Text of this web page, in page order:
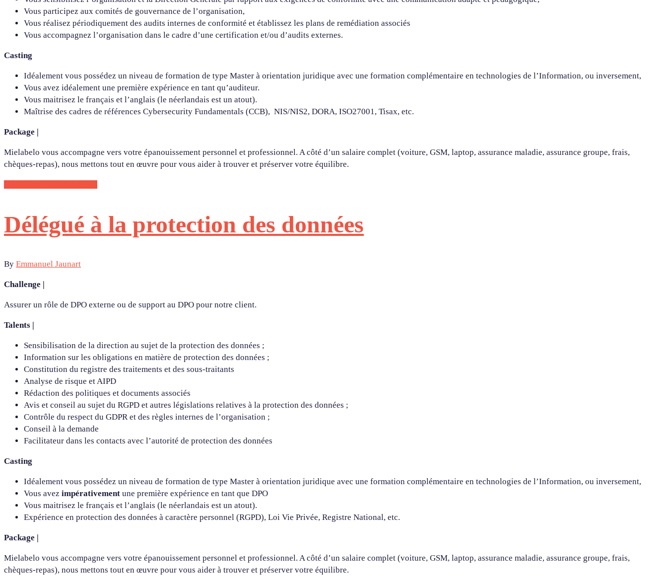
Vous participez aux comités de gouvernance de l’organisation,
Vous réalisez périodiquement des audits internes de conformité et établissez les plans de remédiation associés
Vous accompagnez l’organisation dans le cadre d’une certification et/ou d’audits externes.
Casting
Idéalement vous possédez un niveau de formation de type Master à orientation juridique avec une formation complémentaire en technologies de l’Information, ou inversement,
Vous avez idéalement une première expérience en tant qu’auditeur.
Vous maitrisez le français et l’anglais (le néerlandais est un atout).
Maîtrise des cadres de références Cybersecurity Fundamentals (CCB), NIS/NIS2, DORA, ISO27001, Tisax, etc.
Package |
Mielabelo vous accompagne vers votre épanouissement personnel et professionnel. A côté d’un salaire complet (voiture, GSM, laptop, assurance maladie, assurance groupe, frais,
chèques-repas), nous mettons tout en œuvre pour vous aider à trouver et préserver votre équilibre.
Délégué à la protection des données
By Emmanuel Jaunart
Challenge |
Assurer un rôle de DPO externe ou de support au DPO pour notre client.
Talents |
Sensibilisation de la direction au sujet de la protection des données ;
Information sur les obligations en matière de protection des données ;
Constitution du registre des traitements et des sous-traitants
Analyse de risque et AIPD
Rédaction des politiques et documents associés
Avis et conseil au sujet du RGPD et autres législations relatives à la protection des données ;
Contrôle du respect du GDPR et des règles internes de l’organisation ;
Conseil à la demande
Facilitateur dans les contacts avec l’autorité de protection des données
Casting
Idéalement vous possédez un niveau de formation de type Master à orientation juridique avec une formation complémentaire en technologies de l’Information, ou inversement,
Vous avez impérativement une première expérience en tant que DPO
Vous maitrisez le français et l’anglais (le néerlandais est un atout).
Expérience en protection des données à caractère personnel (RGPD), Loi Vie Privée, Registre National, etc.
Package |
Mielabelo vous accompagne vers votre épanouissement personnel et professionnel. A côté d’un salaire complet (voiture, GSM, laptop, assurance maladie, assurance groupe, frais,
chèques-repas), nous mettons tout en œuvre pour vous aider à trouver et préserver votre équilibre.